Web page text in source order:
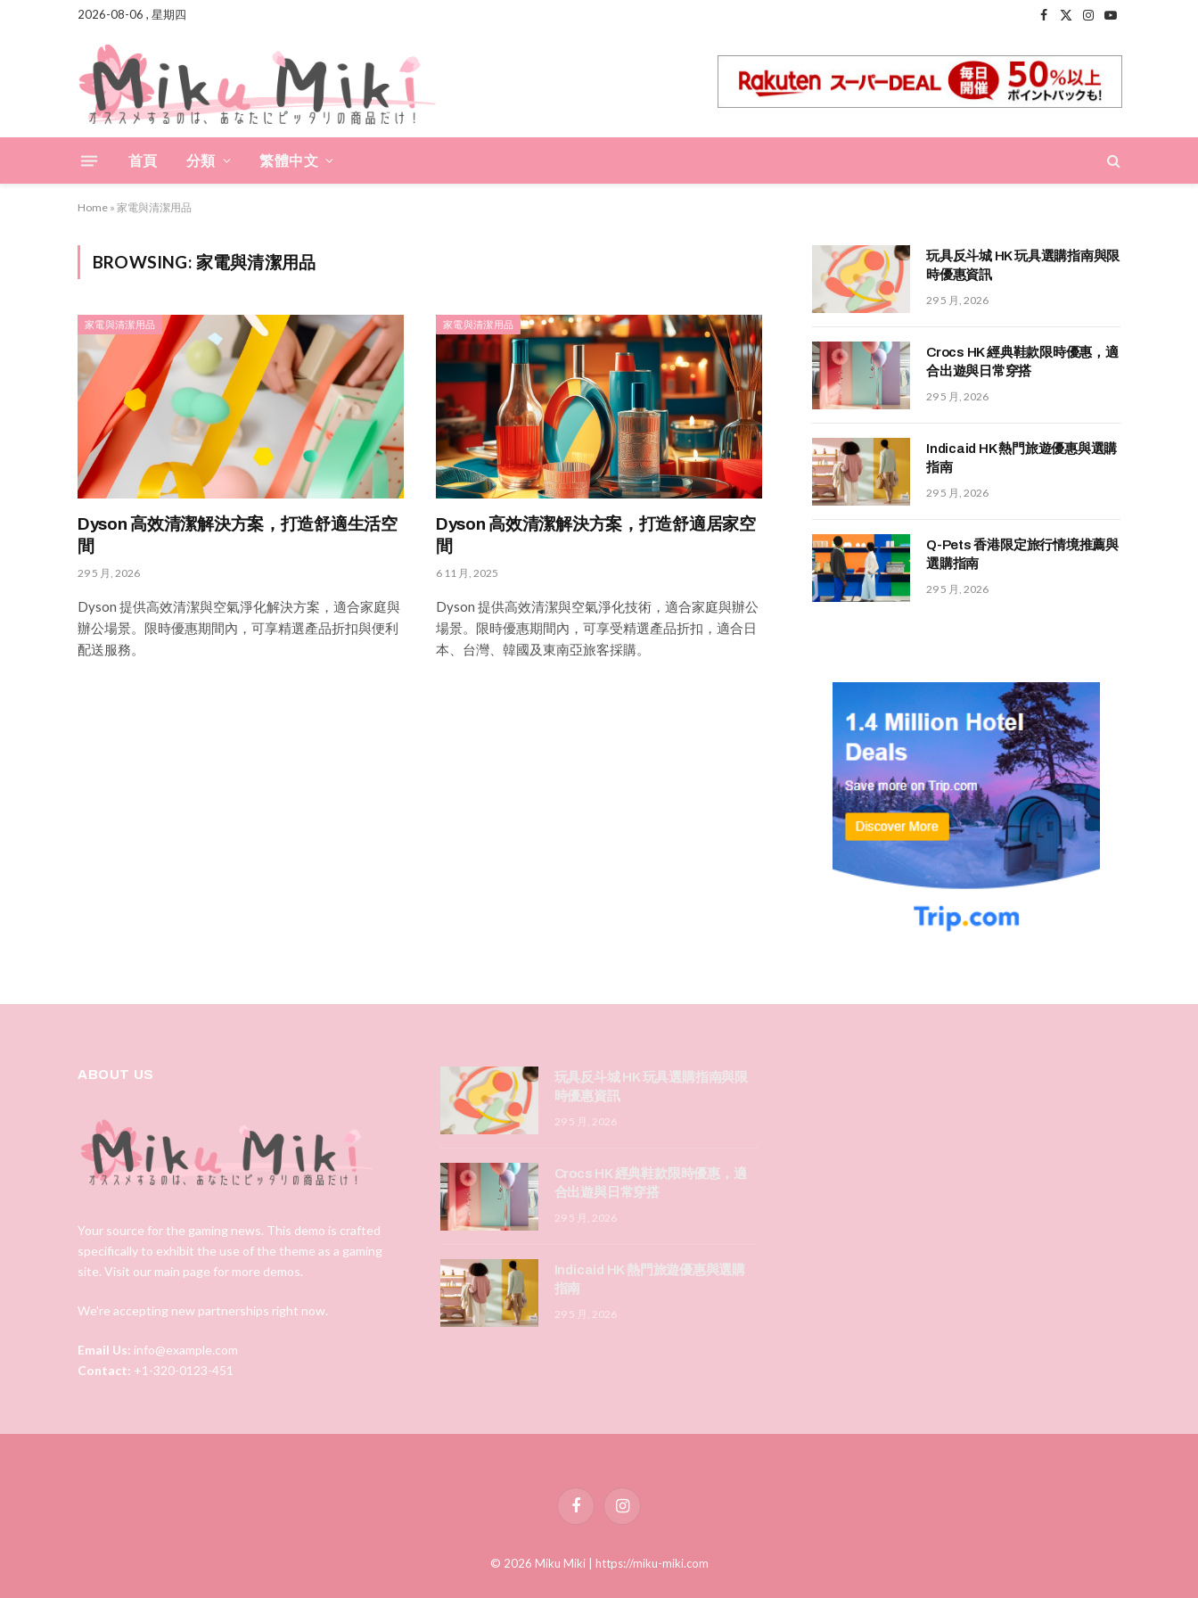
2026-08-06 , 星期四
Facebook
X
Instagram
YouTube
首頁 分類 繁體中文
Home » 家電與清潔用品
BROWSING: 家電與清潔用品
家電與清潔用品
Dyson 高效清潔解決方案，打造舒適生活空
間
29 5 月, 2026
Dyson 提供高效清潔與空氣淨化解決方案，適合家庭與
辦公場景。限時優惠期間內，可享精選產品折扣與便利
配送服務。
家電與清潔用品
Dyson 高效清潔解決方案，打造舒適居家空
間
6 11 月, 2025
Dyson 提供高效清潔與空氣淨化技術，適合家庭與辦公
場景。限時優惠期間內，可享受精選產品折扣，適合日
本、台灣、韓國及東南亞旅客採購。
玩具反斗城 HK 玩具選購指南與限
時優惠資訊
29 5 月, 2026
Crocs HK 經典鞋款限時優惠，適
合出遊與日常穿搭
29 5 月, 2026
Indicaid HK 熱門旅遊優惠與選購
指南
29 5 月, 2026
Q-Pets 香港限定旅行情境推薦與
選購指南
29 5 月, 2026
ABOUT US
Your source for the gaming news. This demo is crafted
specifically to exhibit the use of the theme as a gaming
site. Visit our main page for more demos.
We're accepting new partnerships right now.
Email Us: info@example.com
Contact: +1-320-0123-451
玩具反斗城 HK 玩具選購指南與限
時優惠資訊
29 5 月, 2026
Crocs HK 經典鞋款限時優惠，適
合出遊與日常穿搭
29 5 月, 2026
Indicaid HK 熱門旅遊優惠與選購
指南
29 5 月, 2026
FacebookInstagram
© 2026 Miku Miki | https://miku-miki.com